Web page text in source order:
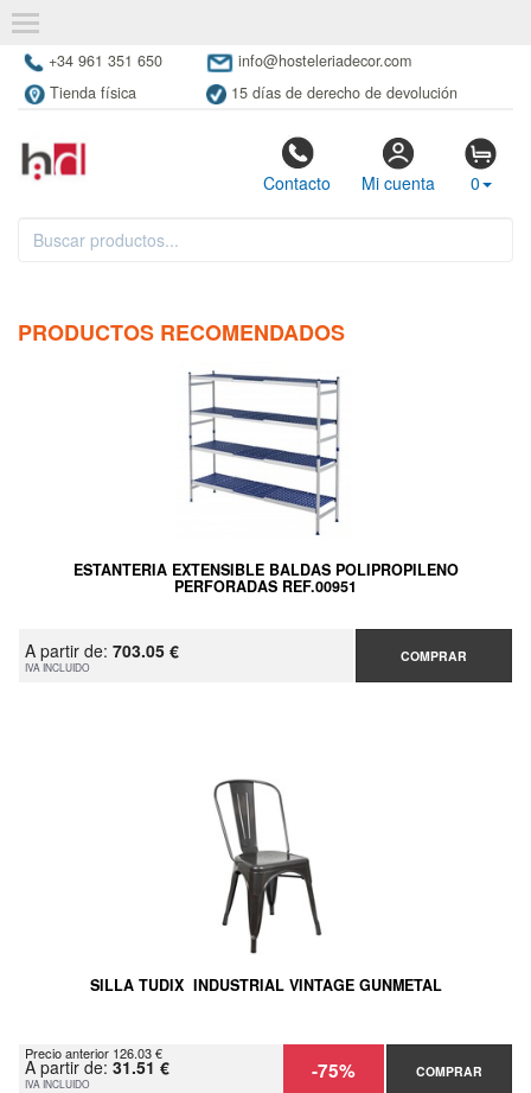
+34 961 351 650
info@hosteleriadecor.com
Tienda física
15 días de derecho de devolución
Contacto Mi cuenta 0
PRODUCTOS RECOMENDADOS
ESTANTERIA EXTENSIBLE BALDAS POLIPROPILENO
PERFORADAS REF.00951
A partir de: 703.05 €
IVA INCLUIDO
COMPRAR
SILLA TUDIX INDUSTRIAL VINTAGE GUNMETAL
Precio anterior 126.03 €
A partir de: 31.51 €
IVA INCLUIDO -75% COMPRAR